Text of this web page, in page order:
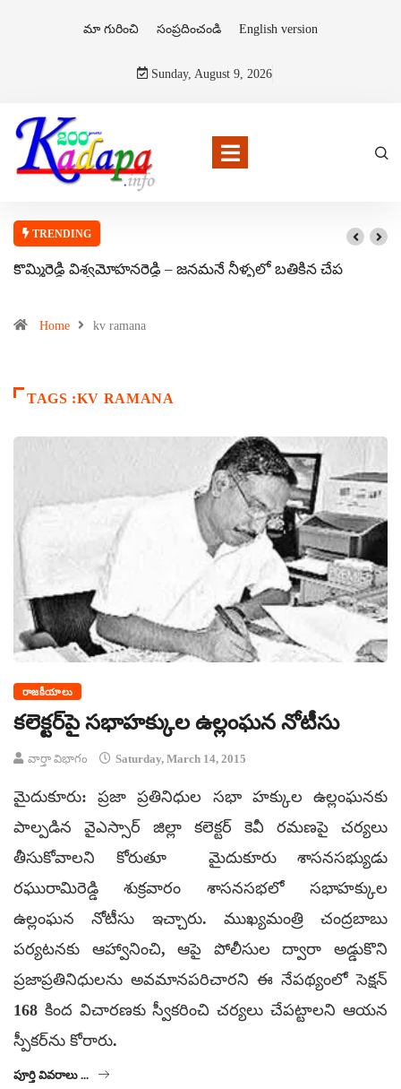
మా గురించి సంప్రదించండి English version
Sunday, August 9, 2026
TRENDING
కొమ్మిరెడ్డి విశ్వమోహనరెడ్డి – జనమనే నీళ్ళలో బతికిన చేప
Home kv ramana
TAGS :KV RAMANA
రాజకీయాలు
కలెక్టర్‌పై సభాహక్కుల ఉల్లంఘన నోటీసు
వార్తా విభాగం Saturday, March 14, 2015
మైదుకూరు: ప్రజా ప్రతినిధుల సభా హక్కుల ఉల్లంఘనకు
పాల్పడిన వైఎస్సార్ జిల్లా కలెక్టర్ కెవీ రమణపై చర్యలు
తీసుకోవాలని కోరుతూ మైదుకూరు శాసనసభ్యుడు
రఘురామిరెడ్డి శుక్రవారం శాసనసభలో సభాహక్కుల
ఉల్లంఘన నోటీసు ఇచ్చారు. ముఖ్యమంత్రి చంద్రబాబు
పర్యటనకు ఆహ్వానించి, ఆపై పోలీసుల ద్వారా అడ్డుకొని
ప్రజాప్రతినిధులను అవమానపరిచారని ఈ నేపథ్యంలో సెక్షన్
168 కింద విచారణకు స్వీకరించి చర్యలు చేపట్టాలని ఆయన
స్పీకర్‌ను కోరారు.
పూర్తి వివరాలు ...